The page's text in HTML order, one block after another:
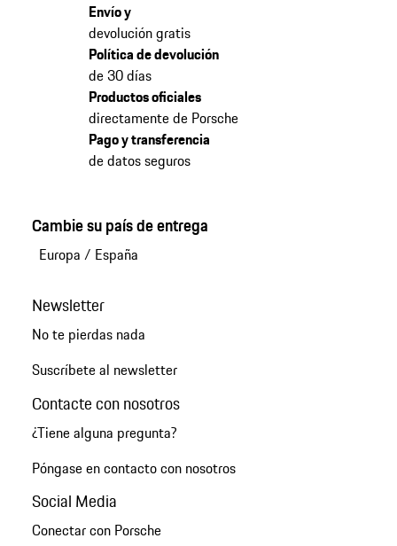
Envío y
devolución gratis
Política de devolución
de 30 días
Productos oficiales
directamente de Porsche
Pago y transferencia
de datos seguros
Cambie su país de entrega
Europa / España
Newsletter
No te pierdas nada
Suscríbete al newsletter
Contacte con nosotros
¿Tiene alguna pregunta?
Póngase en contacto con nosotros
Social Media
Conectar con Porsche